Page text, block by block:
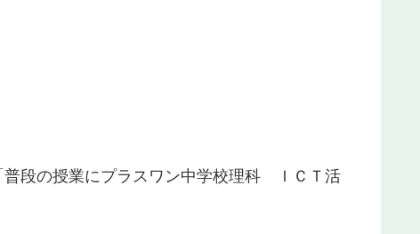
普段の授業にプラスワン中学校理科 ＩＣＴ活